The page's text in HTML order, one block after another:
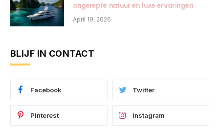
ongerepte natuur en luxe ervaringen
April 19, 2026
BLIJF IN CONTACT
Facebook Twitter
Pinterest Instagram